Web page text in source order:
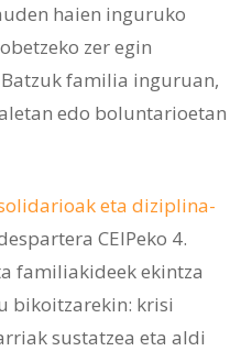
haien inguruko
zer egin
familia inguruan,
edo boluntarioetan
eta diziplina-
CEIPeko 4.
familiakideek ekintza
bikoitzarekin: krisi
sustatzea eta aldi